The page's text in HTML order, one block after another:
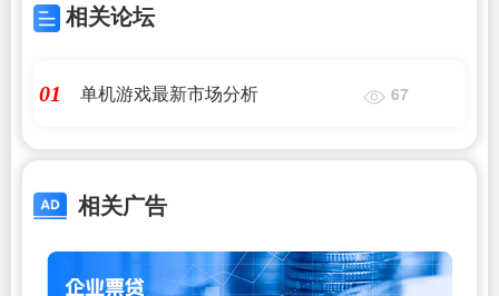
相关论坛
01 单机游戏最新市场分析 67
相关广告